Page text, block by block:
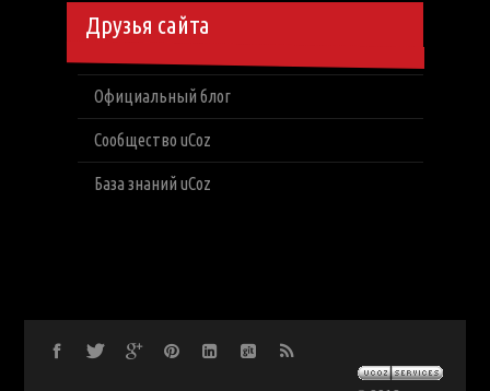
Друзья сайта
Официальный блог
Сообщество uCoz
База знаний uCoz